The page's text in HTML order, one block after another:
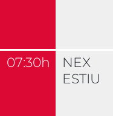
07:30h
NEX
ESTIU